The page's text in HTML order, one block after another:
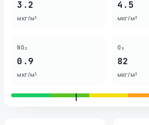
3.2
мкг/м³
4.5
мкг/м³
NO₂
0.9
мкг/м³
O₃
82
мкг/м³